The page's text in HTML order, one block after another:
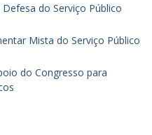
do Serviço Público
Mista do Serviço Público
do Congresso para